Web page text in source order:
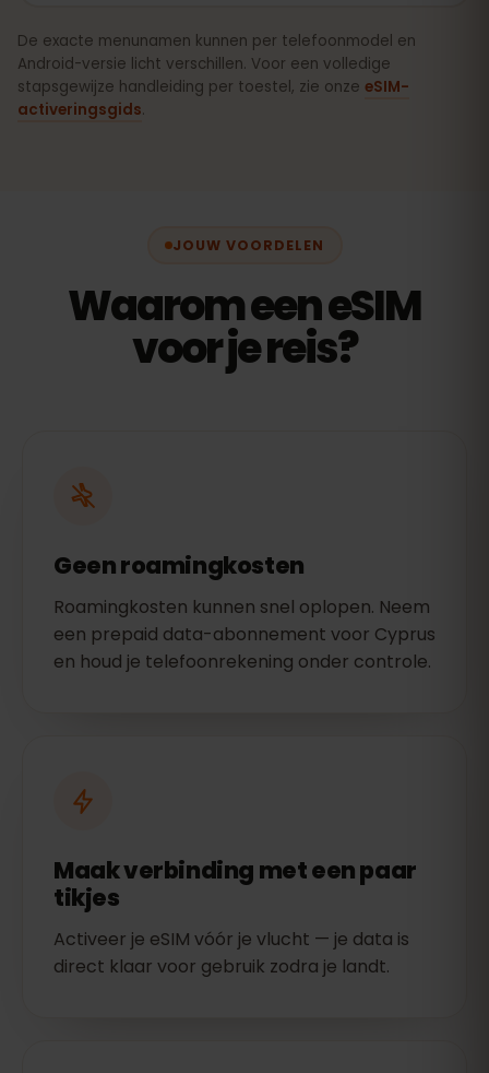
De exacte menunamen kunnen per telefoonmodel en
Android-versie licht verschillen. Voor een volledige
stapsgewijze handleiding per toestel, zie onze eSIM-
activeringsgids.
JOUW VOORDELEN
Waarom een eSIM
voor je reis?
Geen roamingkosten
Roamingkosten kunnen snel oplopen. Neem
een prepaid data-abonnement voor Cyprus
en houd je telefoonrekening onder controle.
Maak verbinding met een paar
tikjes
Activeer je eSIM vóór je vlucht — je data is
direct klaar voor gebruik zodra je landt.